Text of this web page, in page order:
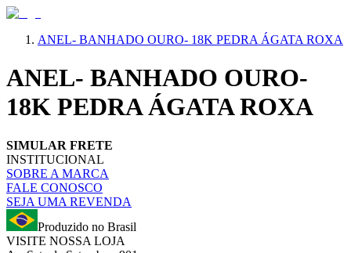
ANEL- BANHADO OURO- 18K PEDRA ÁGATA ROXA
ANEL- BANHADO OURO-
18K PEDRA ÁGATA ROXA
SIMULAR FRETE
INSTITUCIONAL
SOBRE A MARCA
FALE CONOSCO
SEJA UMA REVENDA
Produzido no Brasil
VISITE NOSSA LOJA